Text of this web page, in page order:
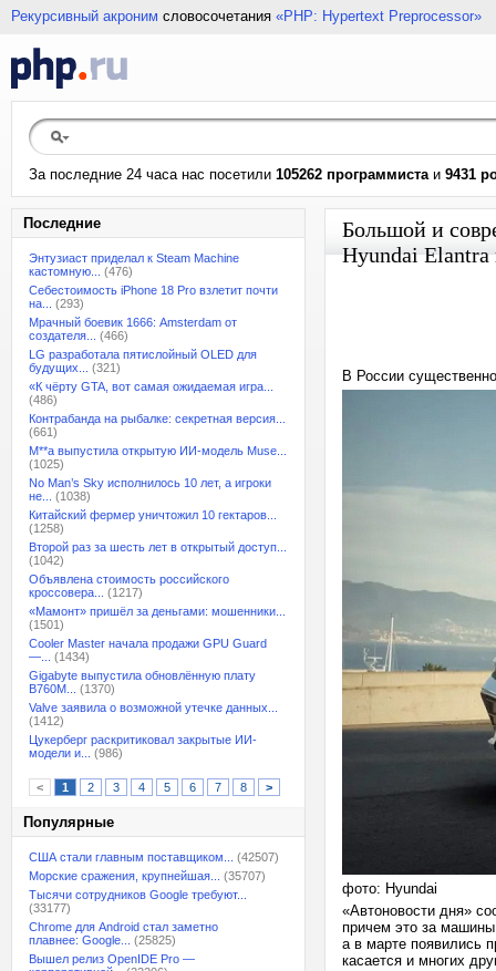
Рекурсивный акроним словосочетания «PHP: Hypertext Preprocessor»
За последние 24 часа нас посетили 105262 программистаи 9431
Последние
Энтузиаст приделал к Steam Machine
кастомную...
(476)
Себестоимость iPhone 18 Pro взлетит почти
на...
(293)
Мрачный боевик 1666: Amsterdam от
создателя...
(466)
LG разработала пятислойный OLED для
будущих...
(321)
«К чёрту GTA, вот самая ожидаемая игра...
(486)
Контрабанда на рыбалке: секретная версия...
(661)
M**a выпустила открытую ИИ-модель Muse...
(1025)
No Man’s Sky исполнилось 10 лет, а игроки
не...
(1038)
Китайский фермер уничтожил 10 гектаров...
(1258)
Второй раз за шесть лет в открытый доступ...
(1042)
Объявлена стоимость российского
кроссовера...
(1217)
«Мамонт» пришёл за деньгами: мошенники...
(1501)
Cooler Master начала продажи GPU Guard
—...
(1434)
Gigabyte выпустила обновлённую плату
B760M...
(1370)
Valve заявила о возможной утечке данных...
(1412)
Цукерберг раскритиковал закрытые ИИ-
модели и...
(986)
< 1 2 3 4 5 6 7 8 >
Популярные
США стали главным поставщиком...
(42507)
Морские сражения, крупнейшая...
(35707)
Тысячи сотрудников Google требуют...
(33177)
Chrome для Android стал заметно
плавнее: Google...
(25825)
Вышел релиз OpenIDE Pro —
Большой и
Hyundai Elantra
В России
фото: Hyundai
«Автоновости дня»
причем это за
а в марте появились
касается и многих